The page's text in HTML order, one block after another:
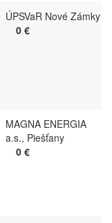
ÚPSVaR Nové Zámky
0 €
MAGNA ENERGIA
a.s., Piešťany
0 €